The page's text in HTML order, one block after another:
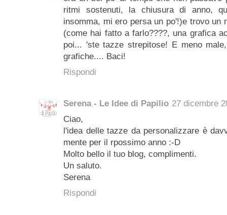
ritmi sostenuti, la chiusura di anno,
insomma, mi ero persa un po'!)e trovo un
(come hai fatto a farlo????, una grafica
poi... 'ste tazze strepitose! E meno
grafiche.... Baci!
Rispondi
Serena - Le Idee di Papilio 27 dicembre
Ciao,
l'idea delle tazze da personalizzare è
mente per il rpossimo anno :-D
Molto bello il tuo blog, complimenti.
Un saluto.
Serena
Rispondi